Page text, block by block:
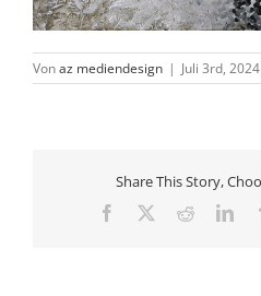
Vonaz mediendesign | Juli 3rd, 2024
Share This Story,
Facebook Reddit